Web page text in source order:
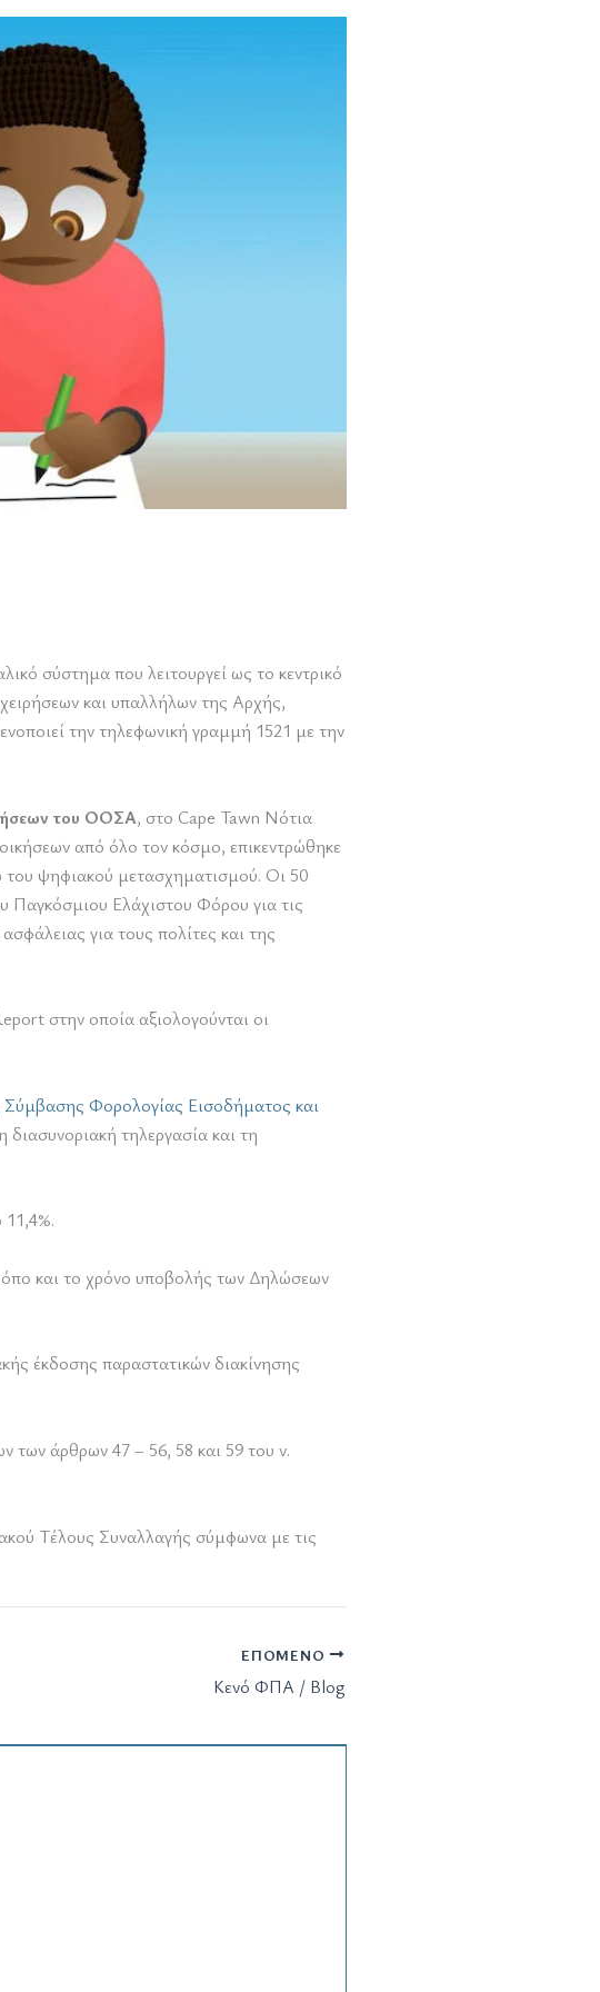
σύστημα που λειτουργεί ως το κεντρικό
και υπαλλήλων της Αρχής,
την τηλεφωνική γραμμή 1521 με την
του ΟΟΣΑ, στο Cape Tawn Νότια
από όλο τον κόσμο, επικεντρώθηκε
ψηφιακού μετασχηματισμού. Οι 50
Παγκόσμιου Ελάχιστου Φόρου για τις
για τους πολίτες και της
στην οποία αξιολογούνται οι
Φορολογίας Εισοδήματος και
τηλεργασία και τη
11,4%.
και το χρόνο υποβολής των Δηλώσεων
έκδοσης παραστατικών διακίνησης
των άρθρων 47 – 56, 58 και 59 του ν.
Τέλους Συναλλαγής σύμφωνα με τις
ΕΠΌΜΕΝΟ
Κενό ΦΠΑ / Blog